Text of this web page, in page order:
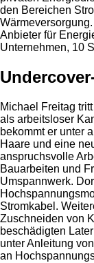
den Bereichen
Anbieter für
Unternehmen, 10
Michael Freitag
als arbeitsloser
bekommt er unter
Haare und eine
anspruchsvolle
Bauarbeiten und
Umspannwerk.
Stromkabel.
Zuschneiden von
beschädigten
unter Anleitung
an